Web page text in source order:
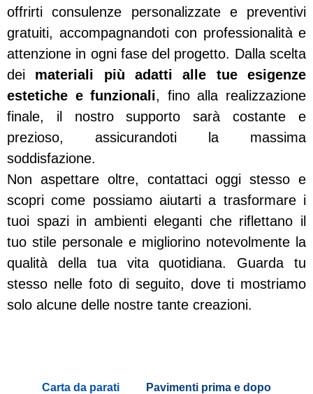
offrirti consulenze personalizzate e preventivi
gratuiti, accompagnandoti con professionalità e
attenzione in ogni fase del progetto. Dalla scelta
dei materiali più adatti alle tue esigenze
estetiche e funzionali, fino alla realizzazione
finale, il nostro supporto sarà costante e
prezioso, assicurandoti la massima
soddisfazione.
Non aspettare oltre, contattaci oggi stesso e
scopri come possiamo aiutarti a trasformare i
tuoi spazi in ambienti eleganti che riflettano il
tuo stile personale e migliorino notevolmente la
qualità della tua vita quotidiana. Guarda tu
stesso nelle foto di seguito, dove ti mostriamo
solo alcune delle nostre tante creazioni.
Carta da parati Pavimenti prima e dopo